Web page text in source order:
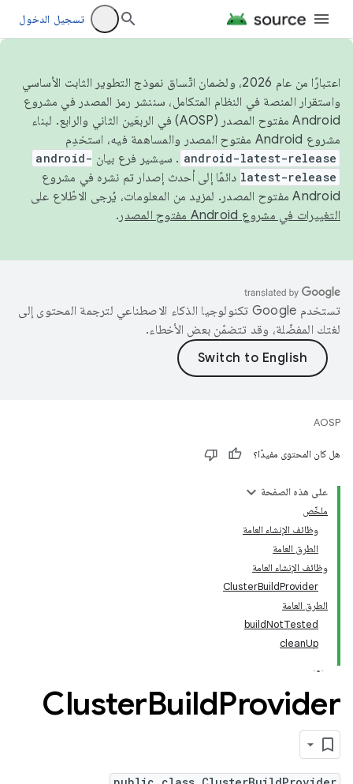
تسجيل الدخول
اعتبارًا من عام 2026، ولضمان اتّساق نموذج التطوير الثابت الأساسي
واستقرار المنصة في النظام المتكامل، سننشر رمز المصدر في مشروع
Android مفتوح المصدر (AOSP) في الربعَين الثاني والرابع. لبناء
مشروع Android مفتوح المصدر والمساهمة فيه، استخدِم
android-latest-release . سيشير فرع بيان android-
latest-release دائمًا إلى أحدث إصدار تم نشره في مشروع
Android مفتوح المصدر. لمزيد من المعلومات، يُرجى الاطّلاع على
التغييرات في مشروع Android مفتوح المصدر
.
تستخدم Google تكنولوجيا الذكاء الاصطناعي لترجمة المحتوى إلى
لغتك المفضّلة، وقد تتضمّن بعض الأخطاء.
AOSP
هل كان المحتوى مفيدًا؟
على هذه الصفحة
ملخّص
وظائف الإنشاء العامة
الطرق العامة
وظائف الإنشاء العامة
ClusterBuildProvider
الطرق العامة
buildNotTested
cleanUp
ClusterBuildProvider